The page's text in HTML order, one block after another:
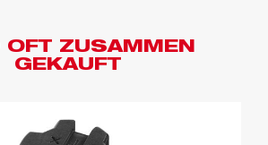
OFT ZUSAMMEN
GEKAUFT